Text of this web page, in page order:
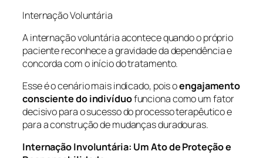
Internação Voluntária
A internação voluntária acontece quando o próprio
paciente reconhece a gravidade da dependência e
concorda com o início do tratamento.
Esse é o cenário mais indicado, pois oengajamento
consciente do indivíduofunciona como um fator
decisivo para o sucesso do processo terapêutico e
para a construção de mudanças duradouras.
Internação Involuntária: Um Ato de Proteção e